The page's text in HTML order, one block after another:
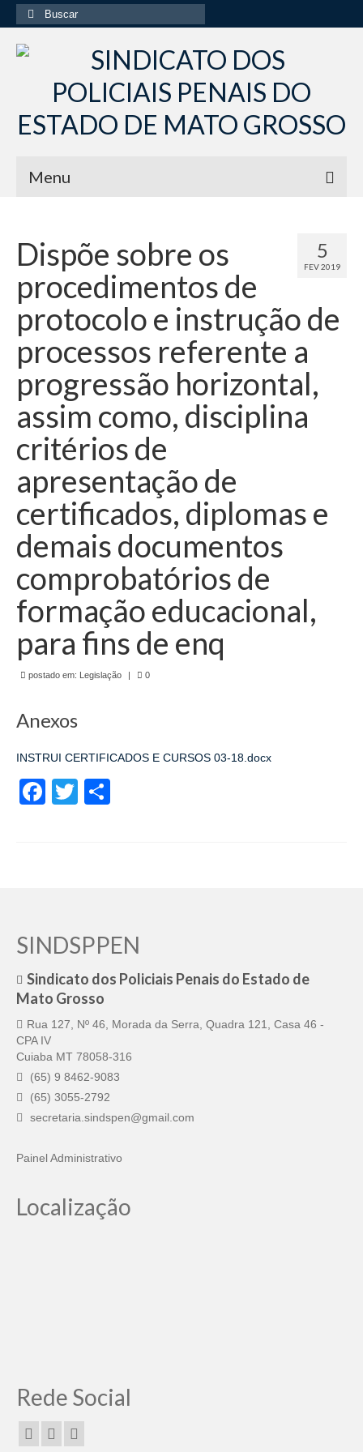
Buscar
por:
Menu
Institucional
Diretoria Sindsppen
Histórico do Sindsppen
Histórico do Sistema Penitenciário do Estado
Formulário de Requerimento Padrão Sindsppen
Estatuto do Sindsppen
Tabela Salarial do Sistema Penitenciário
Serviços prestados pelo Sindicato dos
Servidores Penitenciários de Mato Grosso
Filie-se
Notícias Gerais
Artigos
Esportes
Nota de Falecimento
Notícias
Pautas Nacionais
Convênios
5
FEV 2019
Dispõe sobre os
procedimentos de
protocolo e instrução de
processos referente a
progressão horizontal,
assim como, disciplina
critérios de
apresentação de
certificados, diplomas e
demais documentos
comprobatórios de
formação educacional,
para fins de enq
postado em: Legislação | 0
Anexos
INSTRUI CERTIFICADOS E CURSOS 03-18.docx
Facebook
Twitter
SINDSPPEN
Sindicato dos Policiais Penais do Estado de
Mato Grosso
Rua 127, Nº 46, Morada da Serra, Quadra 121, Casa 46 -
CPA IV
Cuiaba MT 78058-316
(65) 9 8462-9083
(65) 3055-2792
secretaria.sindspen@gmail.com
Painel Administrativo
Localização
Rede Social